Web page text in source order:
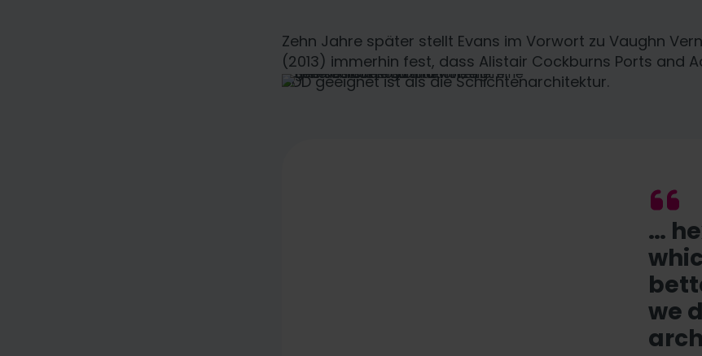
Zehn Jahre später stellt Evans im Vorwort zu Vaughn
(2013) immerhin fest, dass Alistair Cockburns Ports and
DDD geeignet ist als die Schichtenarchitektur.
…
we